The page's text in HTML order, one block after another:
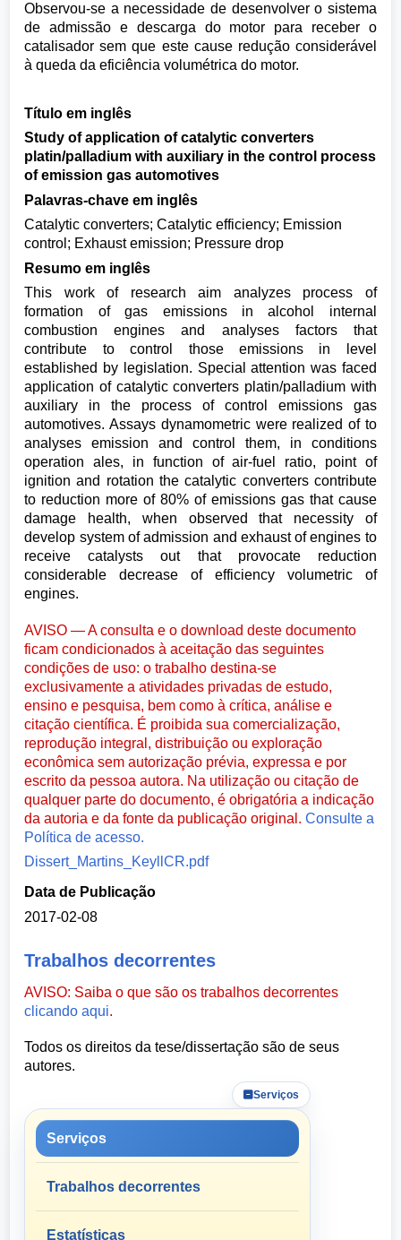
Observou-se a necessidade de desenvolver o sistema
de admissão e descarga do motor para receber o
catalisador sem que este cause redução considerável
à queda da eficiência volumétrica do motor.
Título em inglês
Study of application of catalytic converters
platin/palladium with auxiliary in the control process
of emission gas automotives
Palavras-chave em inglês
Catalytic converters; Catalytic efficiency; Emission
control; Exhaust emission; Pressure drop
Resumo em inglês
This work of research aim analyzes process of
formation of gas emissions in alcohol internal
combustion engines and analyses factors that
contribute to control those emissions in level
established by legislation. Special attention was faced
application of catalytic converters platin/palladium with
auxiliary in the process of control emissions gas
automotives. Assays dynamometric were realized of to
analyses emission and control them, in conditions
operation ales, in function of air-fuel ratio, point of
ignition and rotation the catalytic converters contribute
to reduction more of 80% of emissions gas that cause
damage health, when observed that necessity of
develop system of admission and exhaust of engines to
receive catalysts out that provocate reduction
considerable decrease of efficiency volumetric of
engines.
AVISO — A consulta e o download deste documento
ficam condicionados à aceitação das seguintes
condições de uso: o trabalho destina-se
exclusivamente a atividades privadas de estudo,
ensino e pesquisa, bem como à crítica, análise e
citação científica. É proibida sua comercialização,
reprodução integral, distribuição ou exploração
econômica sem autorização prévia, expressa e por
escrito da pessoa autora. Na utilização ou citação de
qualquer parte do documento, é obrigatória a indicação
da autoria e da fonte da publicação original.Consulte a
Política de acesso.
Dissert_Martins_KeyllCR.pdf
Data de Publicação
2017-02-08
Trabalhos decorrentes
AVISO: Saiba o que são os trabalhos decorrentes
clicando aqui.
Todos os direitos da tese/dissertação são de seus
autores.
Serviços
Serviços
Trabalhos decorrentes
Estatísticas